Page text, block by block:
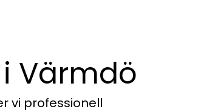
Värmdö
vi professionell